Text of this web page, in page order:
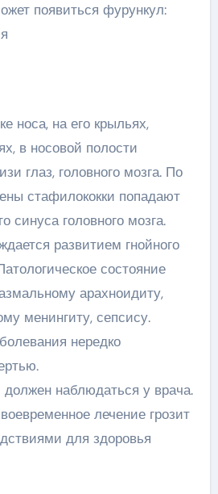
носа, на его крыльях,
в носовой полости
глаз, головного мозга. По
стафилококки попадают
синуса головного мозга.
развитием гнойного
состояние
арахноидиту,
менин­гиту, сепсису.
нередко
наблюдаться у врача.
лечение грозит
для здоровья